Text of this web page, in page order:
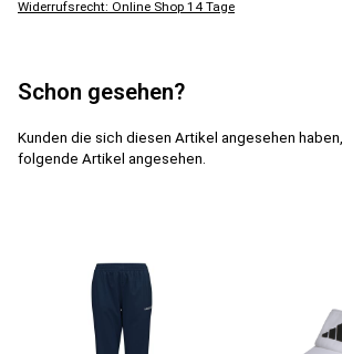
Widerrufsrecht: Online Shop 14 Tage
Schon gesehen?
Kunden die sich diesen Artikel angesehen
folgende Artikel angesehen.